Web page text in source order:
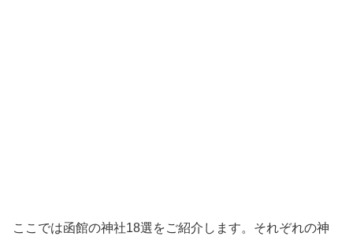
ここでは函館の神社18選をご紹介します。それぞれの神